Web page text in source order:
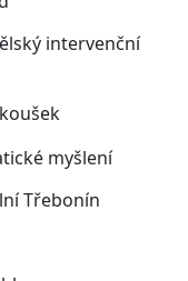
Třebonín